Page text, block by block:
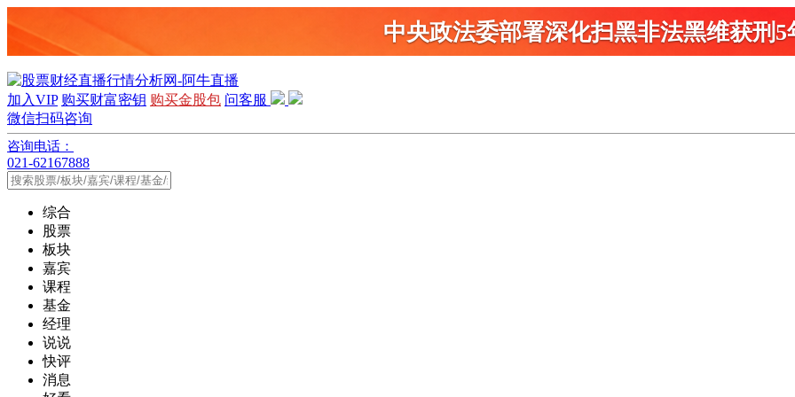
中央政法委部署深化扫黑非法黑维获刑5
加入VIP 购买财富密钥 购买金股包 问客服
微信扫码咨询
咨询电话：
021-62167888
综合
股票
板块
嘉宾
课程
基金
经理
说说
快评
消息